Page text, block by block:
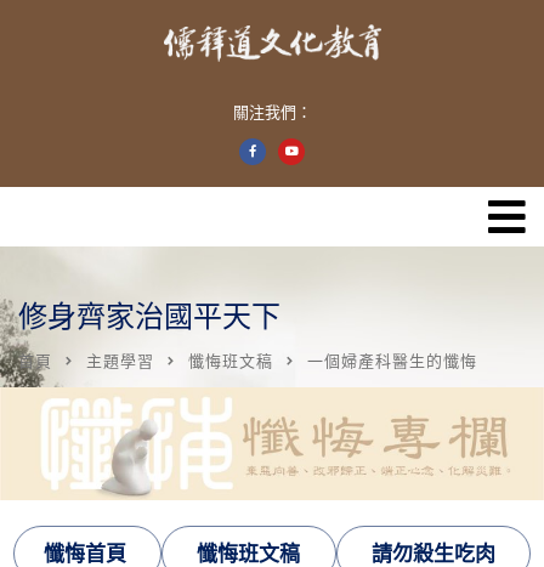
關注我們：
修身齊家治國平天下
首頁 主題學習 懺悔班文稿 一個婦產科醫生的懺悔
懺悔首頁 懺悔班文稿 請勿殺生吃肉